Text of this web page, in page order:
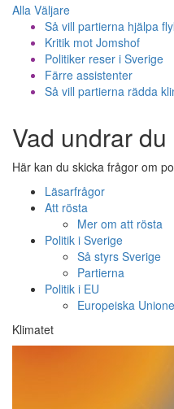
Alla Väljare
Så vill partierna hjälpa
Kritik mot Jomshof
Politiker reser i Sverige
Färre assistenter
Så vill partierna rädda
Vad undrar
Här kan du skicka frågor om
Läsarfrågor
Att rösta
Mer om att rösta
Politik i Sverige
Så styrs Sverige
Partierna
Politik i EU
Europeiska
Klimatet